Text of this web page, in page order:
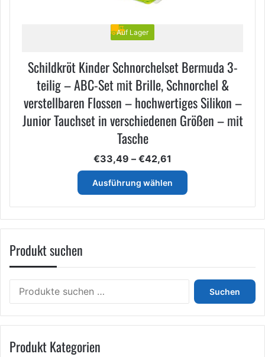
Auf Lager
Schildkröt Kinder Schnorchelset Bermuda 3-
teilig – ABC-Set mit Brille, Schnorchel &
verstellbaren Flossen – hochwertiges Silikon –
Junior Tauchset in verschiedenen Größen – mit
Tasche
€33,49 – €42,61
€33,49
bis
€42,61
Ausführung wählen
Dieses
Produkt
der
gewählt
Produkt suchen
nach:
Suchen
Produkt Kategorien